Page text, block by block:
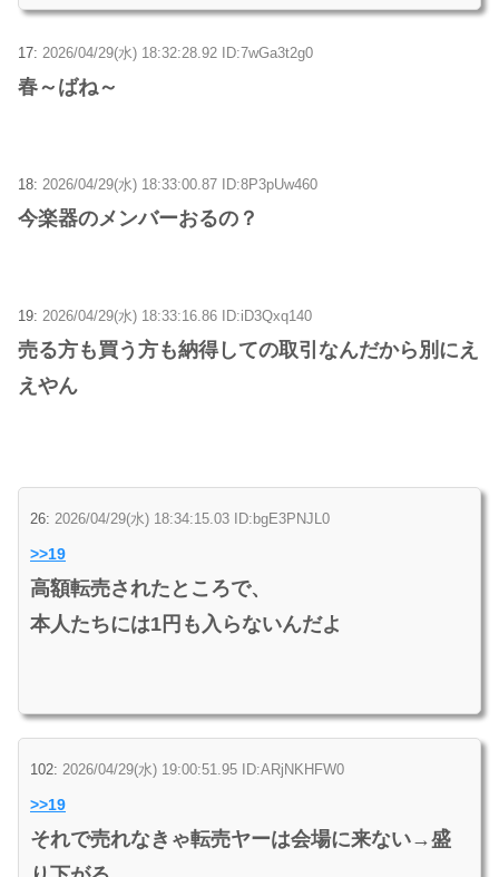
17: 2026/04/29(水) 18:32:28.92 ID:7wGa3t2g0
春～ばね～
18: 2026/04/29(水) 18:33:00.87 ID:8P3pUw460
今楽器のメンバーおるの？
19: 2026/04/29(水) 18:33:16.86 ID:iD3Qxq140
売る方も買う方も納得しての取引なんだから別にえ
えやん
26: 2026/04/29(水) 18:34:15.03 ID:bgE3PNJL0
>>19
高額転売されたところで、
本人たちには1円も入らないんだよ
102: 2026/04/29(水) 19:00:51.95 ID:ARjNKHFW0
>>19
それで売れなきゃ転売ヤーは会場に来ない→盛